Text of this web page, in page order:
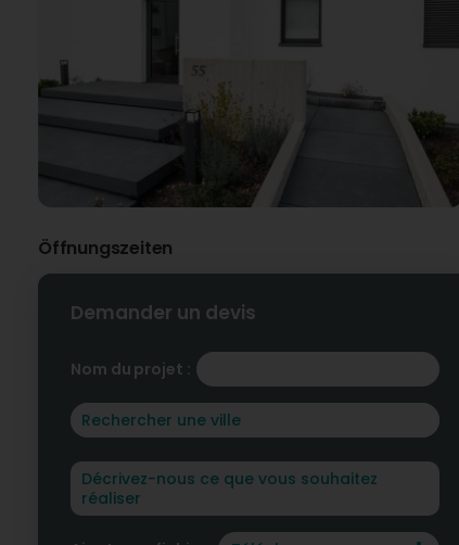
Öffnungszeiten
Demander un devis
Nom du projet :